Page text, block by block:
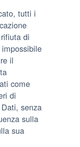
tutti i
di
il
come
di
senza
sulla
sua